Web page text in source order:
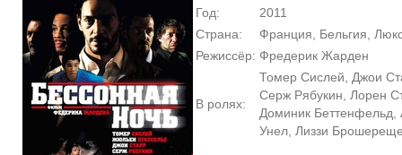
Год:
2011
Страна:
Франция, Бельгия,
Режиссёр: Фредерик Жарден
В ролях:
Томер Сислей, Джои
Серж Рябукин, Лорен
Доминик
Унел, Лиззи